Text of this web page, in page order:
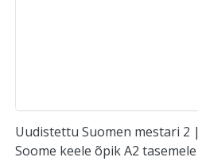
Uudistettu Suomen mestari 2 |
Soome keele õpik A2 tasemele